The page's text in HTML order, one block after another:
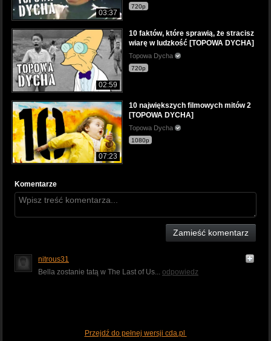
03:37
720p
02:59
10 faktów, które sprawią, że stracisz
wiarę w ludzkość [TOPOWA DYCHA]
Topowa Dycha
720p
07:23
10 największych filmowych mitów 2
[TOPOWA DYCHA]
Topowa Dycha
1080p
Komentarze
Zamieść komentarz
nitrous31
Bella zostanie tatą w The Last of Us... odpowiedz
Przejdź do pełnej wersji cda.pl